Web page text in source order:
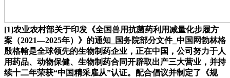
[1]农业农村部关于印发《全国兽用抗菌药利用减量化步履方
案（2021—2025年）》的通知_国务院部分文件_中国网勃林格
殷格翰是全球领先的生物制药企业，正在中国，公司努力于人
用药品、动物保健、生物制药合同开辟取出产三大营业，并持
续十二年荣获“中国精采雇从”认证。配合倡议并制定了《规